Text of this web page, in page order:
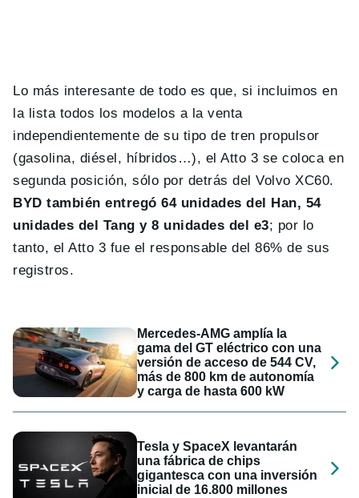
Lo más interesante de todo es que, si incluimos en
la lista todos los modelos a la venta
independientemente de su tipo de tren propulsor
(gasolina, diésel, híbridos…), el Atto 3 se coloca en
segunda posición, sólo por detrás del Volvo XC60.
BYD también entregó 64 unidades del Han, 54
unidades del Tang y 8 unidades del e3; por lo
tanto, el Atto 3 fue el responsable del 86% de sus
registros.
Mercedes-AMG amplía la
gama del GT eléctrico con una
versión de acceso de 544 CV,
más de 800 km de autonomía
y carga de hasta 600 kW
Tesla y SpaceX levantarán
una fábrica de chips
gigantesca con una inversión
inicial de 16.800 millones